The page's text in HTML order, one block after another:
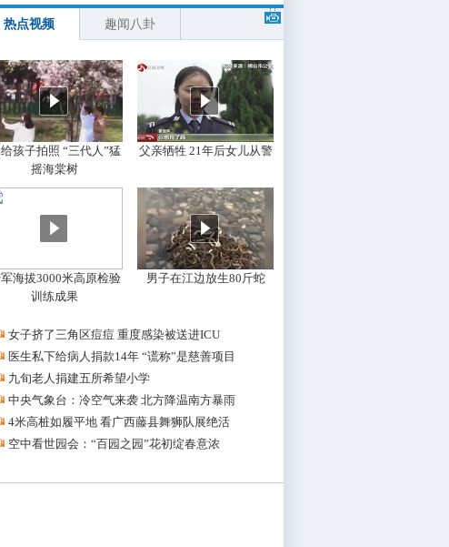
热点视频 趣闻八卦
孩子拍照 “三代人”猛
摇海棠树
父亲牺牲 21年后女儿从警
海拔3000米高原检验
训练成果
男子在江边放生80斤蛇
女子挤了三角区痘痘 重度感染被送进ICU
医生私下给病人捐款14年 “谎称”是慈善项目
九旬老人捐建五所希望小学
中央气象台：冷空气来袭 北方降温南方暴雨
4米高桩如履平地 看广西藤县舞狮队展绝活
空中看世园会：“百园之园”花初绽春意浓